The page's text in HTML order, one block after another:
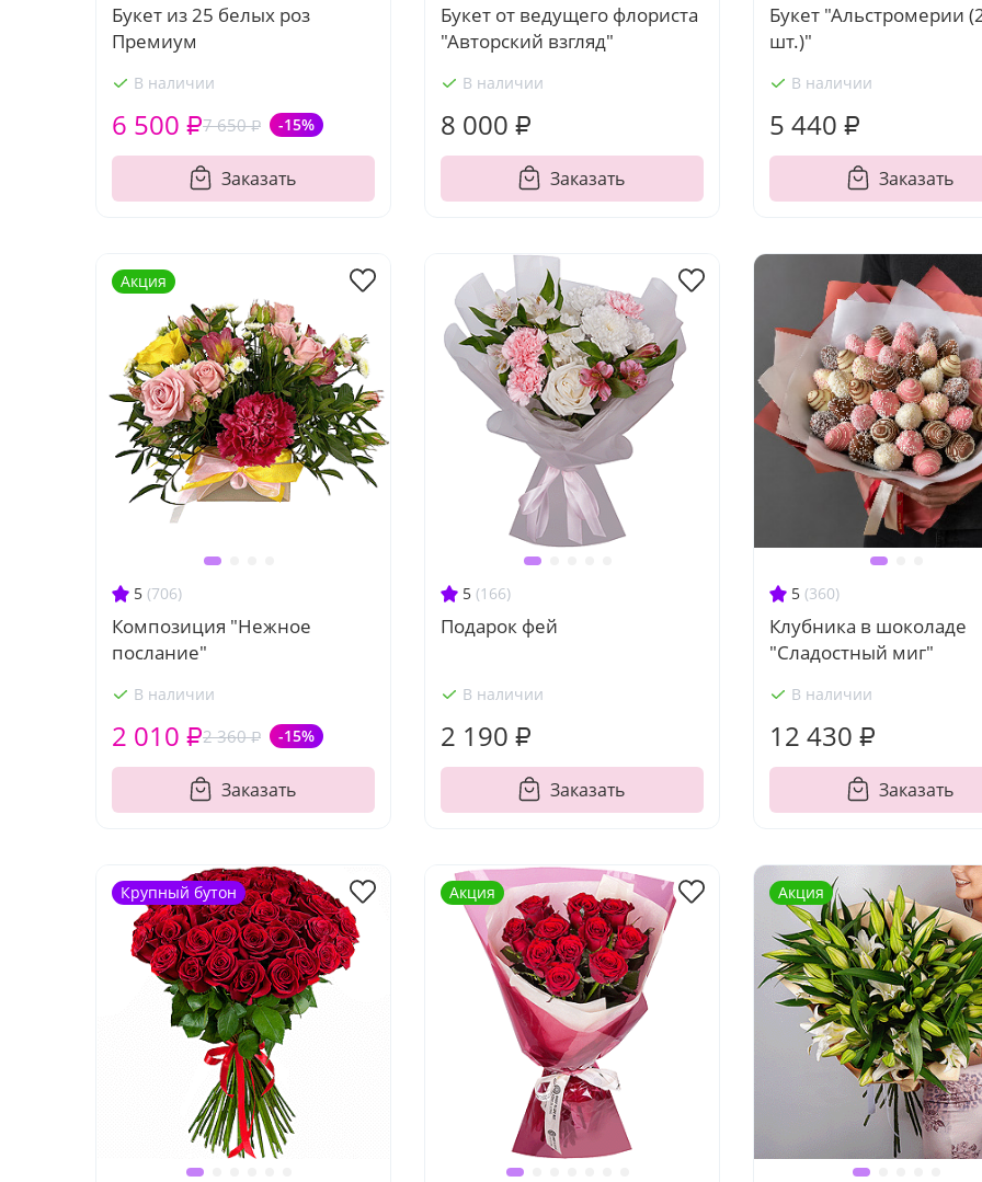
Букет из 25 белых роз
Премиум
В наличии
7 650 ₽ -15%
6 500 ₽
Заказать
Букет от ведущего флориста
"Авторский взгляд"
В наличии
8 000 ₽
Заказать
Букет "Альстромерии
шт.)"
В наличии
5 440 ₽
Заказать
5 (706)
Композиция "Нежное
послание"
В наличии
2 360 ₽ -15%
2 010 ₽
Заказать
Акция
5 (166)
Подарок фей
В наличии
2 190 ₽
Заказать
5 (360)
Клубника в шоколаде
"Сладостный миг"
В наличии
12 430 ₽
Заказать
Крупный бутон Акция Акция